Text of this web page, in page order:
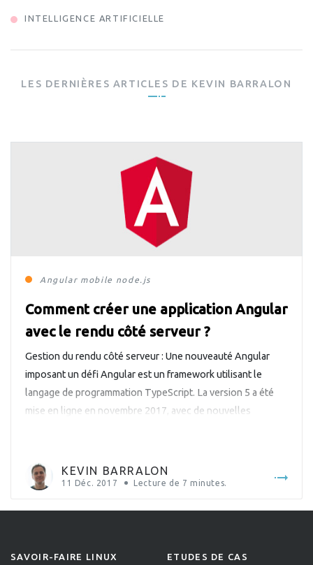
INTELLIGENCE ARTIFICIELLE
LES DERNIÈRES ARTICLES DE KEVIN BARRALON
Angular mobile node.js
Comment créer une application Angular
avec le rendu côté serveur ?
Gestion du rendu côté serveur : Une nouveauté Angular
imposant un défi Angular est un framework utilisant le
langage de programmation TypeScript. La version 5 a été
mise en ligne en novembre 2017, avec de nouvelles
Angular CLI, mais […]
KEVIN BARRALON
11 Déc. 2017 Lecture de 7 minutes.
SAVOIR-FAIRE LINUX ETUDES DE CAS